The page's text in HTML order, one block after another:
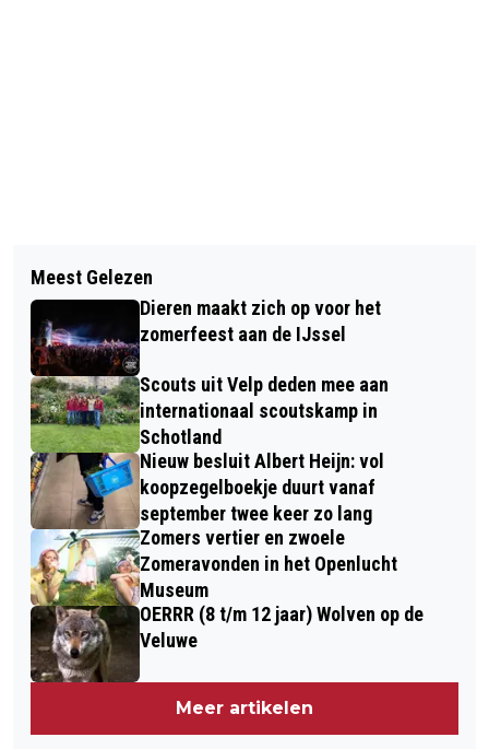
RHEDEN EET SMAKELIJK;
GRAANGEVOERD RUND
OPEN DAG EN KERMES BIJ SELIMIYE
MOSKEE GOED BEZOCHT
Meest Gelezen
Dieren maakt zich op voor het
zomerfeest aan de IJssel
Scouts uit Velp deden mee aan
internationaal scoutskamp in
Schotland
Nieuw besluit Albert Heijn: vol
koopzegelboekje duurt vanaf
september twee keer zo lang
Zomers vertier en zwoele
Zomeravonden in het Openlucht
Museum
OERRR (8 t/m 12 jaar) Wolven op de
Veluwe
Meer artikelen